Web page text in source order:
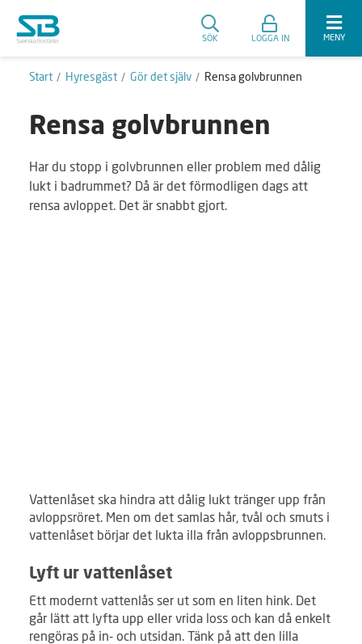
SÖK LOGGA IN MENY
Start Hyresgäst Gör det själv Rensa golvbrunnen
Rensa golvbrunnen
Har du stopp i golvbrunnen eller problem med dålig
lukt i badrummet? Då är det förmodligen dags att
rensa avloppet. Det är snabbt gjort.
Vattenlåset ska hindra att dålig lukt tränger upp från
avloppsröret. Men om det samlas hår, tvål och smuts i
vattenlåset börjar det lukta illa från avloppsbrunnen.
Lyft ur vattenlåset
Ett modernt vattenlås ser ut som en liten hink. Det
går lätt att lyfta upp eller vrida loss och kan då enkelt
rengöras på in- och utsidan. Tänk på att den lilla